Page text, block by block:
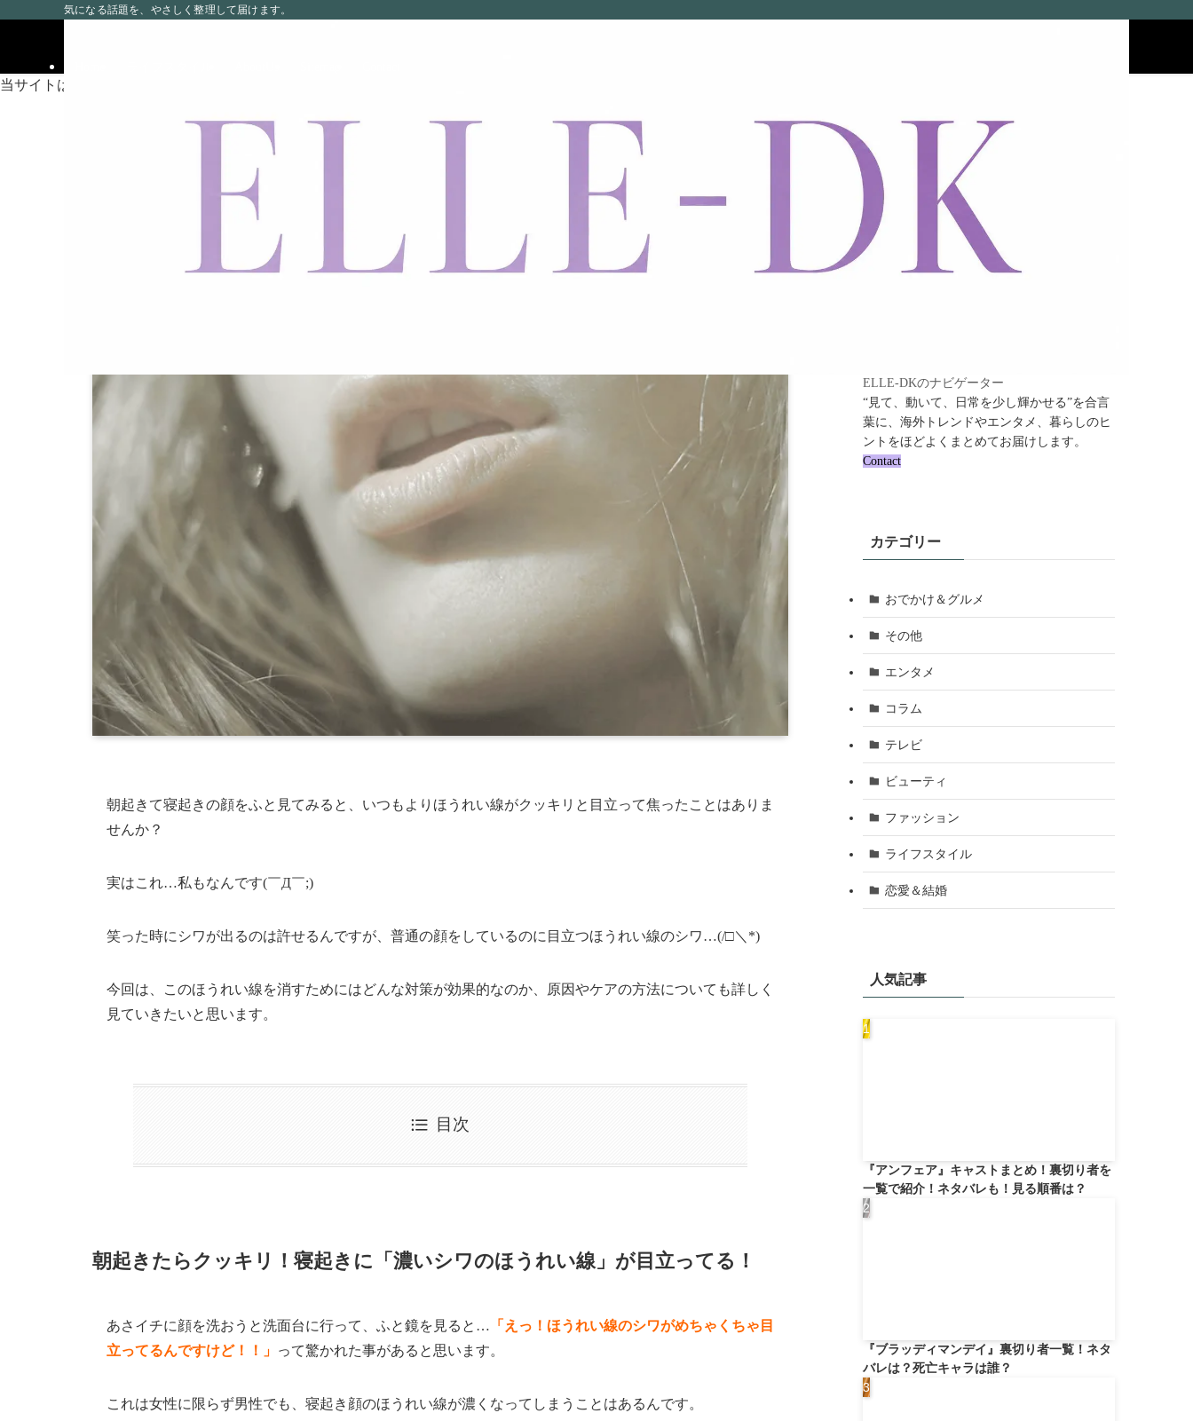
気になる話題を、やさしく整理して届けます。
当サイトは海外在住者に向けて発信しています。
朝に目立つ”ほうれい線”を消す方法！朝晩の「ひと手間ケア」で
薄くなる？
2026年2月3日
朝起きて寝起きの顔をふと見てみると、いつもよりほうれい線がクッキリと目立って焦ったことはありま
せんか？
実はこれ…私もなんです(￣Д￣;)
笑った時にシワが出るのは許せるんですが、普通の顔をしているのに目立つほうれい線のシワ…(/□＼*)
今回は、このほうれい線を消すためにはどんな対策が効果的なのか、原因やケアの方法についても詳しく
見ていきたいと思います。
目次
朝起きたらクッキリ！寝起きに「濃いシワのほうれい線」が目立ってる！
あさイチに顔を洗おうと洗面台に行って、ふと鏡を見ると… 「えっ！ほうれい線のシワがめちゃくちゃ目
立ってるんですけど！！」 って驚かれた事があると思います。
これは女性に限らず男性でも、寝起き顔のほうれい線が濃くなってしまうことはあるんです。
ELLE-DKのナビゲーター
“見て、動いて、日常を少し輝かせる”を合言
葉に、海外トレンドやエンタメ、暮らしのヒ
ントをほどよくまとめてお届けします。
Contact
カテゴリー
おでかけ＆グルメ
その他
エンタメ
コラム
テレビ
ビューティ
ファッション
ライフスタイル
恋愛＆結婚
人気記事
『アンフェア』キャストまとめ！裏切り者を
一覧で紹介！ネタバレも！見る順番は？
『ブラッディマンデイ』裏切り者一覧！ネタ
バレは？死亡キャラは誰？